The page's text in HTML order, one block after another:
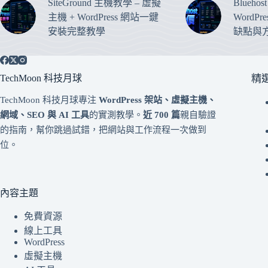
SiteGround 主機教學 – 虛擬
主機 + WordPress 網站一鍵
安裝完整教學
缺點與
TechMoon 科技月球
TechMoon 科技月球專注 WordPress 架站、虛擬主機、
網域、SEO 與 AI 工具的實測教學。 近 700 篇親自驗證
的指南，幫你跳過試錯，把網站與工作流程一次做到
位。
內容主題
免費資源
線上工具
WordPress
虛擬主機
精